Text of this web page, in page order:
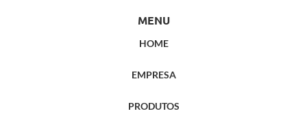
MENU
HOME
EMPRESA
PRODUTOS